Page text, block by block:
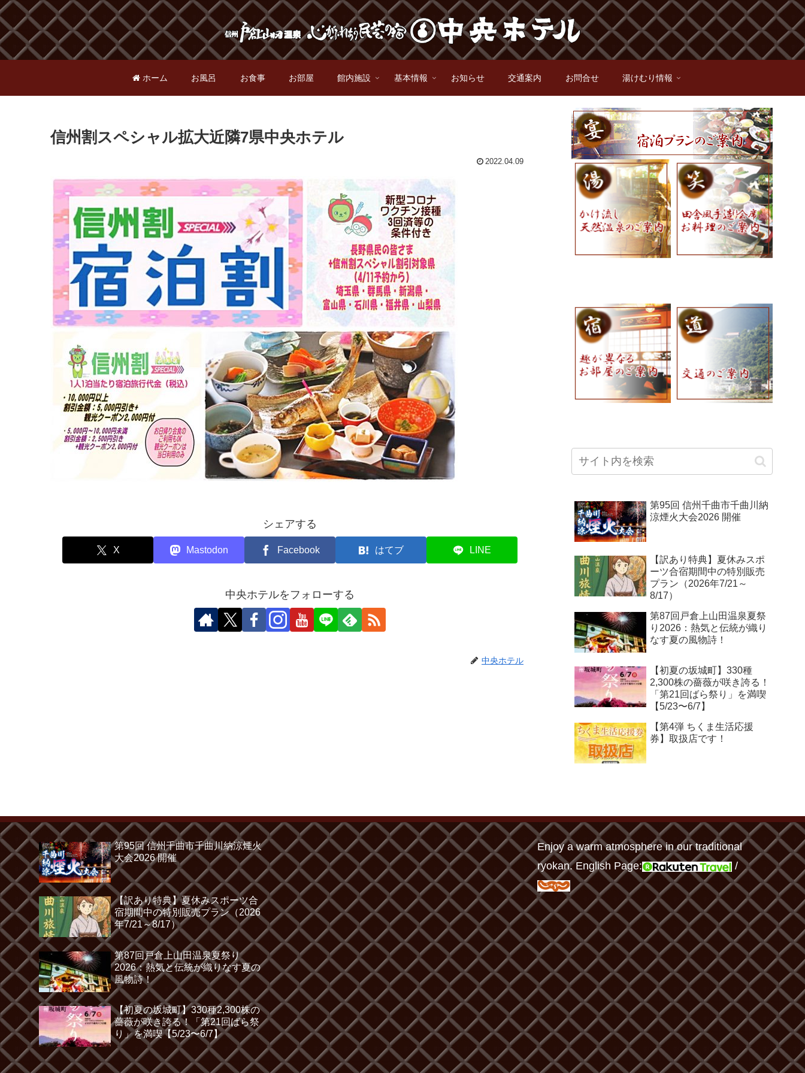
ホーム お風呂 お食事 お部屋 館内施設 基本情報 お知らせ 交通案内 お問合せ 湯けむり情報
信州割スペシャル拡大近隣7県中央ホテル
2022.04.09
シェアする
X Mastodon Facebook はてブ LINE
中央ホテルをフォローする
中央ホテル
第95回 信州千曲市千曲川納
涼煙火大会2026 開催
【訳あり特典】夏休みスポ
ーツ合宿期間中の特別販売
プラン（2026年7/21～
8/17）
第87回戸倉上山田温泉夏祭
り2026：熱気と伝統が織り
なす夏の風物詩！
【初夏の坂城町】330種
2,300株の薔薇が咲き誇る！
「第21回ばら祭り」を満喫
【5/23〜6/7】
【第4弾 ちくま生活応援
券】取扱店です！
第95回 信州千曲市千曲川納涼煙火
大会2026 開催
【訳あり特典】夏休みスポーツ合
宿期間中の特別販売プラン（2026
年7/21～8/17）
第87回戸倉上山田温泉夏祭り
2026：熱気と伝統が織りなす夏の
風物詩！
【初夏の坂城町】330種2,300株の
薔薇が咲き誇る！「第21回ばら祭
り」を満喫【5/23〜6/7】
Enjoy a warm atmosphere in our traditional
ryokan. English Page:
/